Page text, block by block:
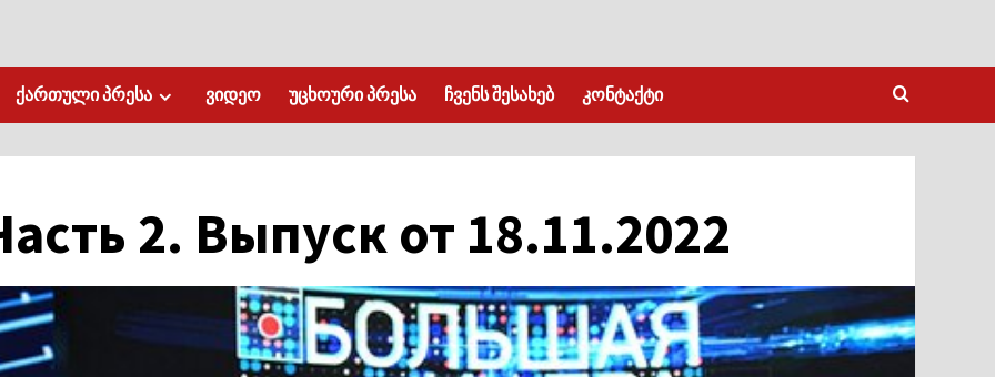
ქართული პრესა ვიდეო უცხოური პრესა ჩვენს შესახებ კონტაქტი
2. Выпуск от 18.11.2022